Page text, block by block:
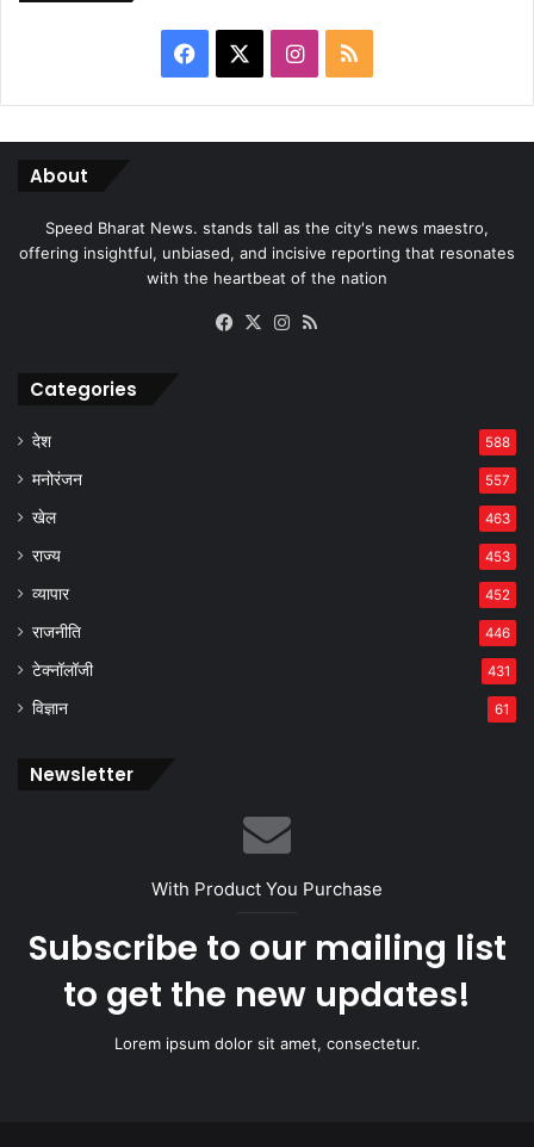
Facebook Instagram
RSS
About
Speed Bharat News. stands tall as the city's news maestro,
offering insightful, unbiased, and incisive reporting that resonates
with the heartbeat of the nation
Facebook
X Instagram
Categories
देश 588
मनोरंजन 557
खेल 463
राज्य 453
व्यापार 452
राजनीति 446
टेक्नॉलॉजी 431
विज्ञान 61
Newsletter
With Product You Purchase
Subscribe to our mailing list
to get the new updates!
Lorem ipsum dolor sit amet, consectetur.